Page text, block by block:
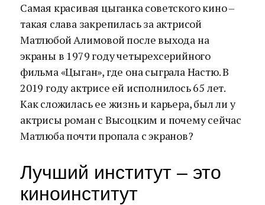
Самая красивая цыганка советского кино –
такая слава закрепилась за актрисой
Матлюбой Алимовой после выхода на
экраны в 1979 году четырехсерийного
фильма «Цыган», где она сыграла Настю. В
2019 году актрисе ей исполнилось 65 лет.
Как сложилась ее жизнь и карьера, был ли у
актрисы роман с Высоцким и почему сейчас
Матлюба почти пропала с экранов?
Лучший институт – это
киноинститут